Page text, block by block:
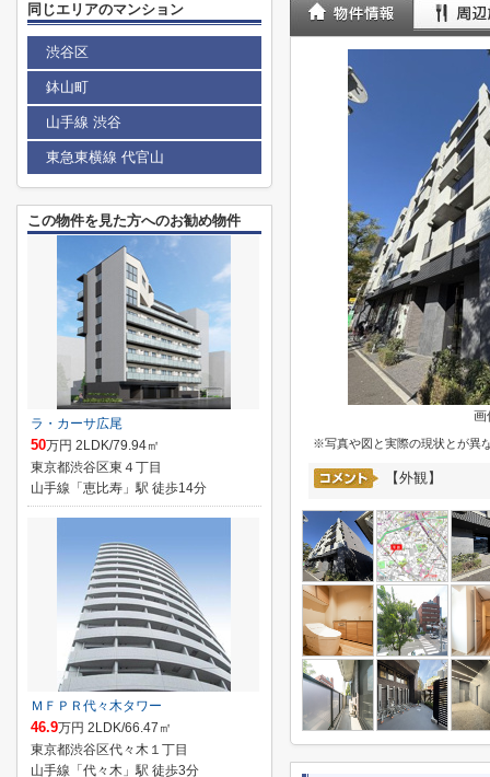
画
※写真や図と実際の現状とが異
【外観】
同じエリアのマンション
渋谷区
鉢山町
山手線 渋谷
東急東横線 代官山
この物件を見た方へのお勧め物件
ラ・カーサ広尾
50万円 2LDK/79.94㎡
東京都渋谷区東４丁目
山手線「恵比寿」駅 徒歩14分
ＭＦＰＲ代々木タワー
46.9万円 2LDK/66.47㎡
東京都渋谷区代々木１丁目
山手線「代々木」駅 徒歩3分